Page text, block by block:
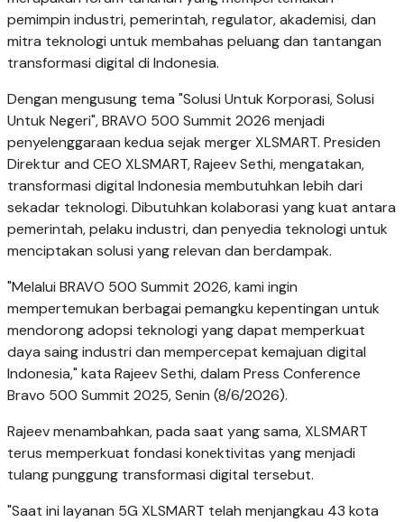
pemimpin industri, pemerintah, regulator, akademisi, dan
mitra teknologi untuk membahas peluang dan tantangan
transformasi digital di Indonesia.
Dengan mengusung tema "Solusi Untuk Korporasi, Solusi
Untuk Negeri", BRAVO 500 Summit 2026 menjadi
penyelenggaraan kedua sejak merger XLSMART. Presiden
Direktur and CEO XLSMART, Rajeev Sethi, mengatakan,
transformasi digital Indonesia membutuhkan lebih dari
sekadar teknologi. Dibutuhkan kolaborasi yang kuat antara
pemerintah, pelaku industri, dan penyedia teknologi untuk
menciptakan solusi yang relevan dan berdampak.
"Melalui BRAVO 500 Summit 2026, kami ingin
mempertemukan berbagai pemangku kepentingan untuk
mendorong adopsi teknologi yang dapat memperkuat
daya saing industri dan mempercepat kemajuan digital
Indonesia," kata Rajeev Sethi, dalam Press Conference
Bravo 500 Summit 2025, Senin (8/6/2026).
Rajeev menambahkan, pada saat yang sama, XLSMART
terus memperkuat fondasi konektivitas yang menjadi
tulang punggung transformasi digital tersebut.
"Saat ini layanan 5G XLSMART telah menjangkau 43 kota